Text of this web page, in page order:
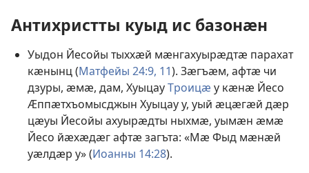
Антихристты куыд ис базонӕн
Уыдон Йесойы тыххӕй мӕнгахуырӕдтӕ парахат
кӕнынц (Матфейы 24:9, 11). Зӕгъӕм, афтӕ чи
дзуры, ӕмӕ, дам, ХуыцауТроицӕ у кӕнӕ Йесо
Ӕппӕтхъомысджын Хуыцау у, уый ӕцӕгӕй дӕр
цӕуы Йесойы ахуырӕдты ныхмӕ, уымӕн ӕмӕ
Йесо йӕхӕдӕг афтӕ загъта: «Мӕ Фыд мӕнӕй
уӕлдӕр у» (Иоанны 14:28).